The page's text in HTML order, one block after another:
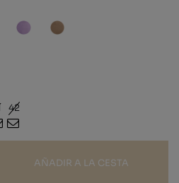
42
AÑADIR A LA CESTA